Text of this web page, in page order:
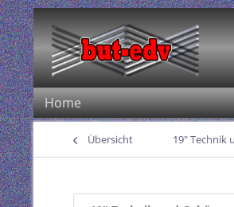
Home
Übersicht 19" Technik